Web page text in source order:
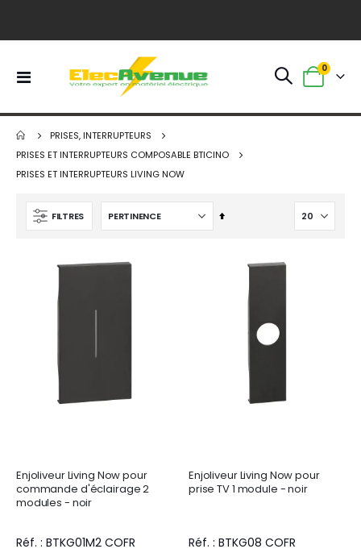
Basculer
Panier
0
PRISES, INTERRUPTEURS
PRISES ET INTERRUPTEURS COMPOSABLE BTICINO
PRISES ET INTERRUPTEURS LIVING NOW
FILTRES
Par
Enjoliveur Living Now pour
commande d'éclairage 2
modules - noir
Réf. : BTKG01M2 COFR
Enjoliveur Living Now pour
prise TV 1 module - noir
Réf. : BTKG08 COFR